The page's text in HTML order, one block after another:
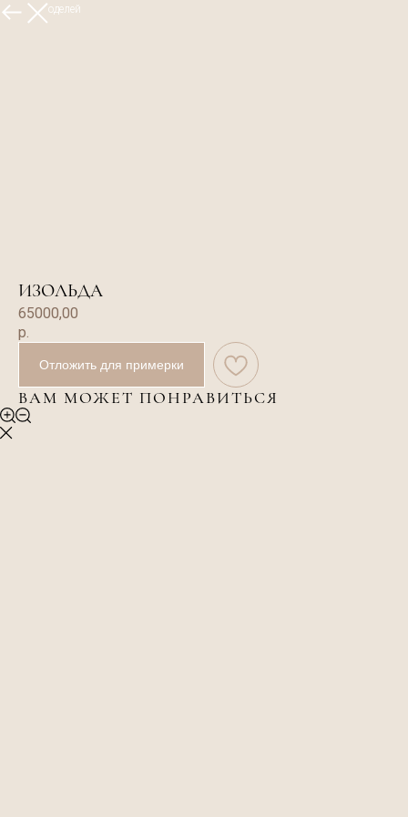
Больше моделей
ИЗОЛЬДА
65000,00
р.
Отложить для примерки
ВАМ МОЖЕТ ПОНРАВИТЬСЯ